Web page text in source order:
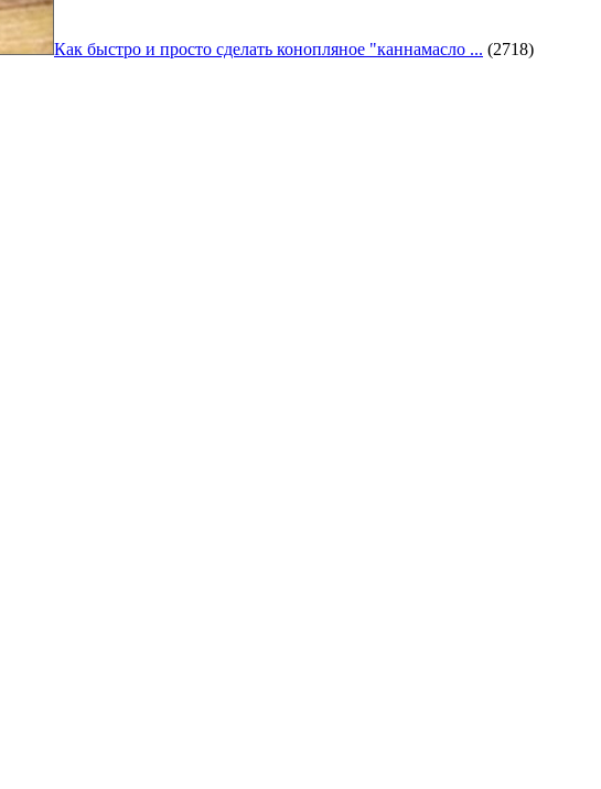
Как быстро и просто сделать конопляное "каннамасло ... (2718)